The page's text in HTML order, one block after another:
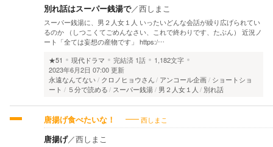
別れ話はスーパー銭湯で／西しまこ
スーパー銭湯に、男２人女１人 いったいどんな会話が繰り広げられてい
るのか （しつこくてごめんなさい、これで終わりです、たぶん） 近況ノ
ート「全ては妄想の産物です」 https:/…
★51
現代ドラマ 完結済 1話
1,182文字
2023年6月2日 07:00 更新
永遠なんてない
クロノヒョウさん アンコール企画
ショートショ
ート
５分で読める スーパー銭湯 男２人女１人 別れ話
唐揚げ食べたいな！ 西しまこ
唐揚げ／西しまこ